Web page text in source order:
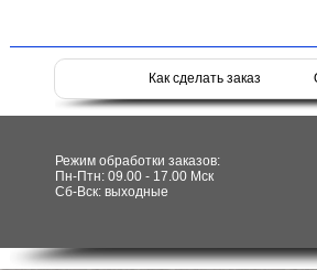
Как сделать заказ
Режим обработки заказов:
Пн-Птн: 09.00 - 17.00 Мск
Сб-Вск: выходные